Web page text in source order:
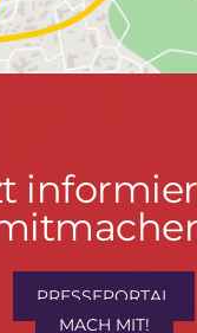
PRESSEPORTAL
MACH MIT!